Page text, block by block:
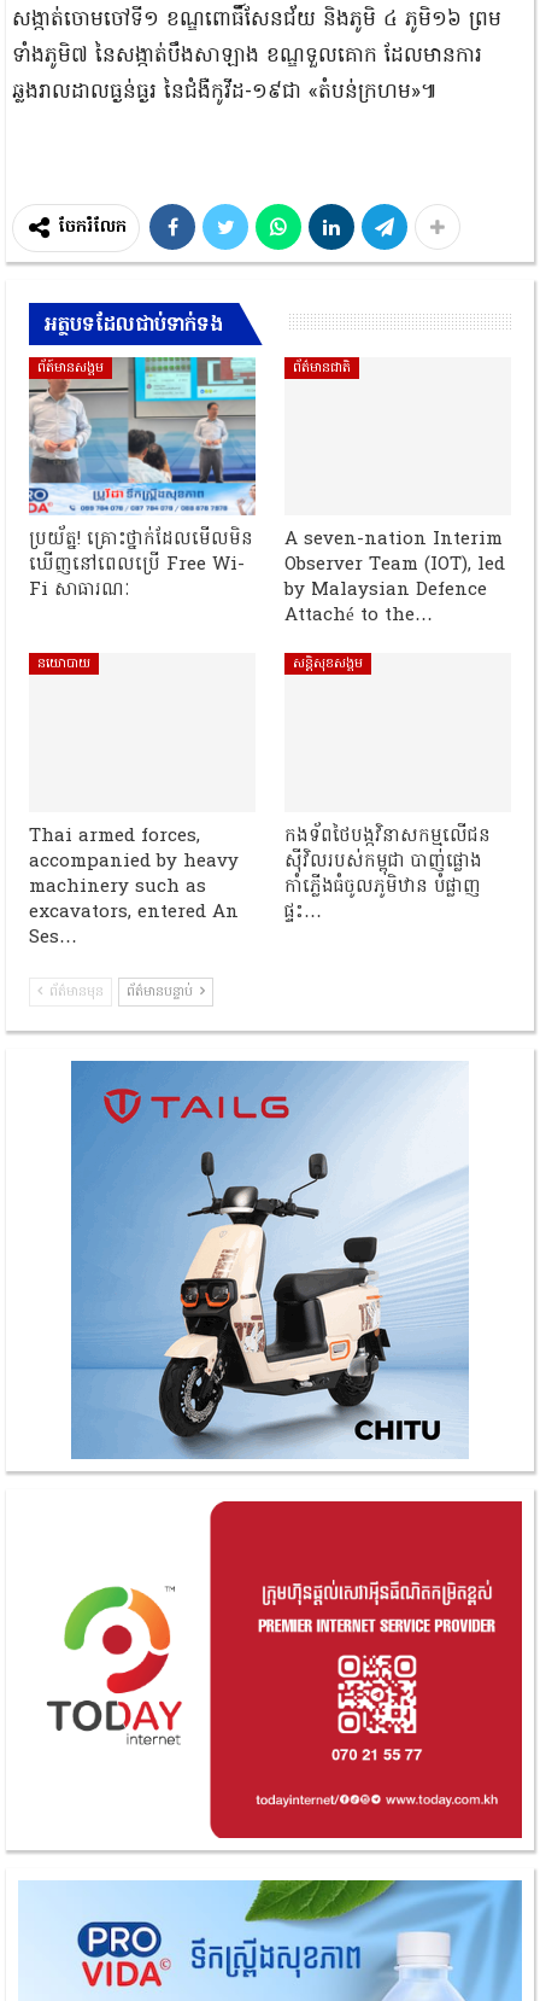
សង្កាត់ចោមចៅទី១ ខណ្ឌពោធិ៍សែនជ័យ និងភូមិ ៤ ភូមិ១៦ ព្រម
ទាំងភូមិ៧ នៃសង្កាត់បឹងសាឡាង ខណ្ឌទួលគោក ដែលមានការ
ឆ្លងរាលដាលធ្ងន់ធ្ងរ នៃជំងឺកូវីដ-១៩ជា «តំបន់ក្រហម»៕
ចែករំលែក
អត្ថបទដែលជាប់ទាក់ទង
ព័ត៍មានសង្គម
ប្រយ័ត្ន! គ្រោះថ្នាក់ដែលមើលមិន
ឃើញនៅពេលប្រើ Free Wi-
Fi សាធារណៈ
ព័ត៌មានជាតិ
A seven-nation Interim
Observer Team (IOT), led
by Malaysian Defence
Attaché to the…
នយោបាយ
Thai armed forces,
accompanied by heavy
machinery such as
excavators, entered An
Ses…
សន្តិសុខសង្គម
កងទ័ពថៃបង្កវិនាសកម្មលើជន
ស៊ីវិលរបស់កម្ពុជា បាញ់ផ្លោង
កាំភ្លើងធំចូលភូមិឋាន បំផ្លាញ
ផ្ទះ…
ព័ត៌មានមុន ព័ត៌មានបន្ទាប់